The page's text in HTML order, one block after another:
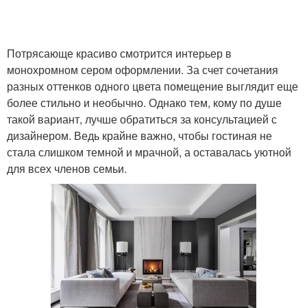
Потрясающе красиво смотрится интерьер в
монохромном сером оформлении. За счет сочетания
разных оттенков одного цвета помещение выглядит еще
более стильно и необычно. Однако тем, кому по душе
такой вариант, лучше обратиться за консультацией с
дизайнером. Ведь крайне важно, чтобы гостиная не
стала слишком темной и мрачной, а оставалась уютной
для всех членов семьи.